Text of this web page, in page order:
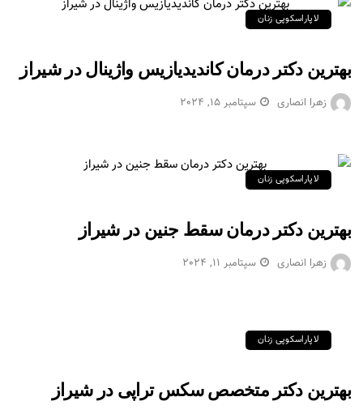
لاپاراسکوپی زنان
بهترین دکتر درمان کاندیدیازیس واژینال در شیراز
زهرا انصاری سپتامبر 15, 2024
لاپاراسکوپی زنان
بهترین دکتر درمان سقط جنین در شیراز
زهرا انصاری سپتامبر 11, 2024
لاپاراسکوپی زنان
بهترین دکتر متخصص سکس تراپی در شیراز